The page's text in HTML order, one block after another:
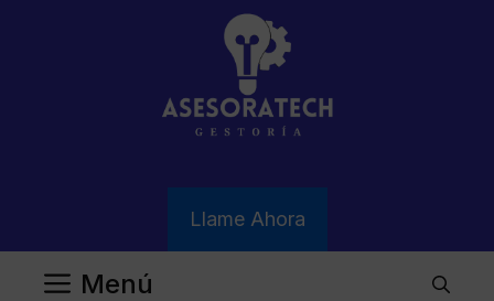
Llame Ahora
Menú